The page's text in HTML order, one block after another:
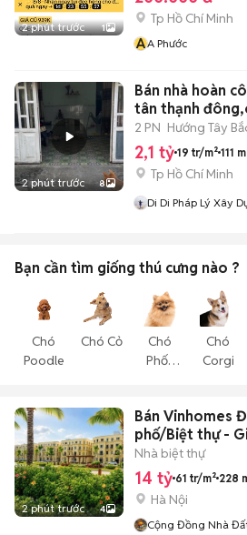
2 phút trước 1
Tp Hồ Chí Minh
AA Phước
2 phút trước 8
Bán nhà hoàn
tân thạnh
2 PN Hướng Tây
2,1 tỷ 19 tr/m² 111
Tp Hồ Chí Minh
Di Di Pháp Lý Xây
Bạn cần tìm giống thú cưng nào ?
Chó
Poodle
Chó Cỏ
Chó
Phốc
Chó
Corgi
2 phút trước 4
Bán Vinhomes
phố/Biệt thự -
Nhà biệt thự
14 tỷ 61 tr/m² 228
Hà Nội
Cộng Đồng Nhà